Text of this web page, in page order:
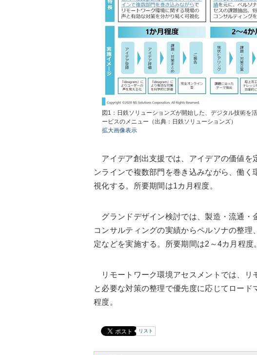
図1：日鉄ソリューションズが開始した、デジタル技術を
ービスのメニュー（出典：日鉄ソリューションズ）
拡大画像表示
アイデア創出支援では、アイデアの価値を
ンラインで複数部門を巻き込みながら、働
視化する。所要期間は1カ月程度。
グランドデザイン検討では、製造・流通・
コンサルティングの実績からペルソナの整
定などを実施する。所要期間は2～4カ月程度
リモートワーク環境アセスメントでは、リ
と必要な対策の整理で優先度に応じてロード
程度。
リスト